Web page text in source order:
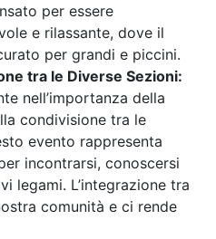
per essere
e rilassante, dove il
per grandi e piccini.
tra le Diverse Sezioni:
nell’importanza della
condivisione tra le
evento rappresenta
incontrarsi, conoscersi
legami. L’integrazione tra
comunità e ci rende